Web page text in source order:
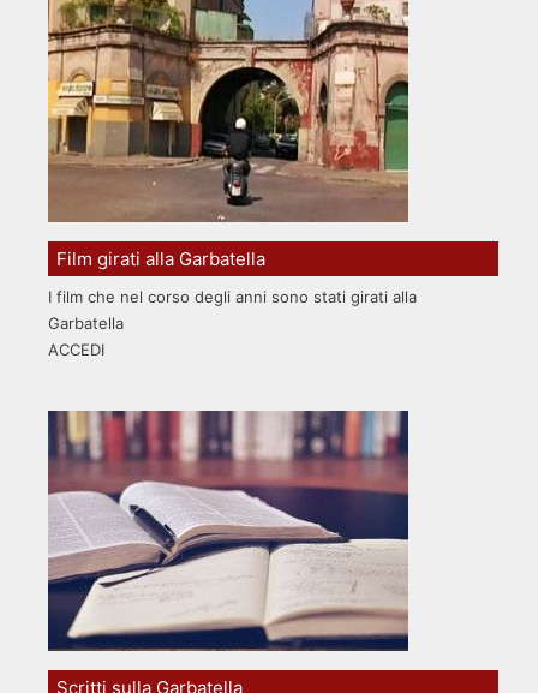
Film girati alla Garbatella
I film che nel corso degli anni sono stati girati alla
Garbatella
ACCEDI
Scritti sulla Garbatella